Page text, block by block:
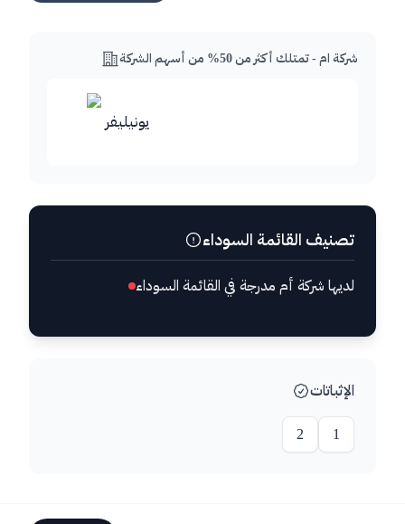
شركة ام - تمتلك أكثر من 50% من أسهم الشركة
يونيليفر
تصنيف القائمة السوداء
لديها شركة أم مدرجة في القائمة السوداء
الإثباتات
1
2